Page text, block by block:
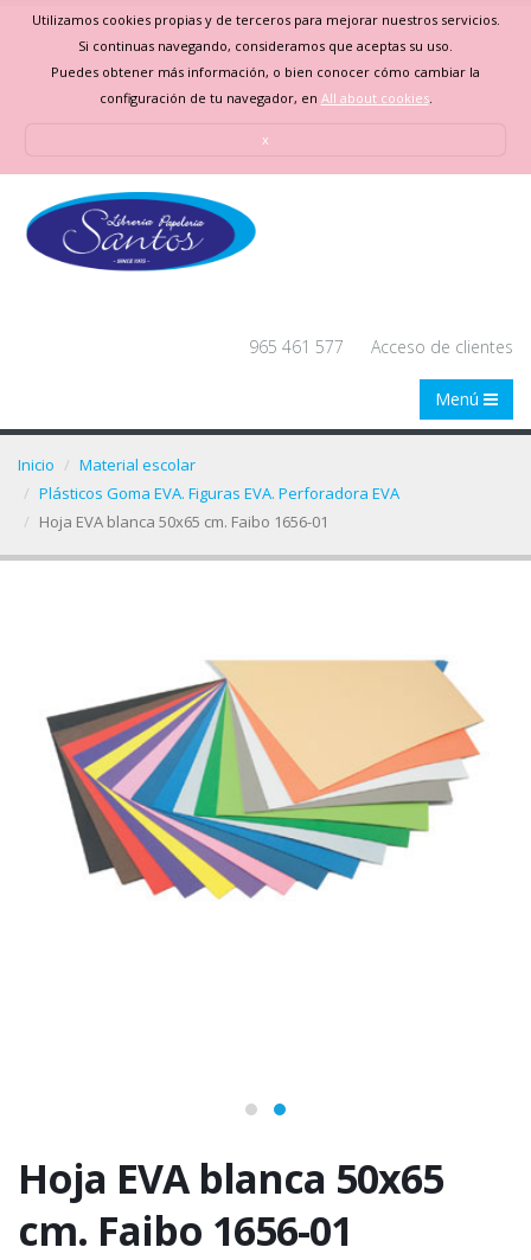
Utilizamos cookies propias y de terceros para mejorar nuestros servicios.
Si continuas navegando, consideramos que aceptas su uso.
Puedes obtener más información, o bien conocer cómo cambiar la
configuración de tu navegador, en All about cookies.
x
965 461 577 Acceso de clientes
Menú
Inicio
Material escolar
Plásticos Goma EVA. Figuras EVA. Perforadora EVA
Hoja EVA blanca 50x65 cm. Faibo 1656-01
Hoja EVA blanca 50x65
cm. Faibo 1656-01